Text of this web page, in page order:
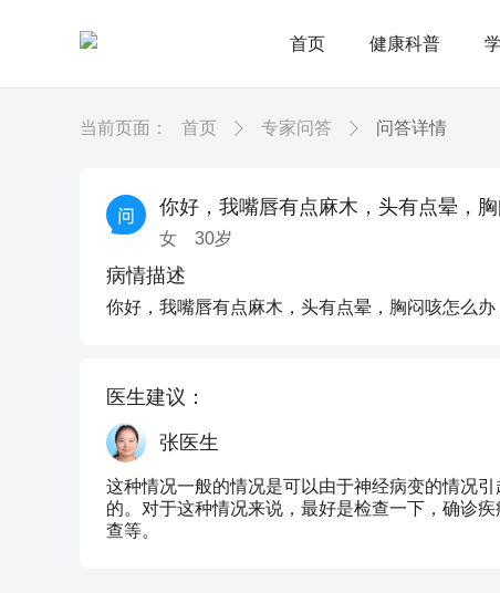
首页 健康科普
当前页面： 首页 专家问答 问答详情
你好，我嘴唇有点麻木，头有点晕，
女 30岁
病情描述
你好，我嘴唇有点麻木，头有点晕，胸闷咳怎么办
医生建议：
张医生
这种情况一般的情况是可以由于神经病变的情况
的。对于这种情况来说，最好是检查一下，确诊
查等。